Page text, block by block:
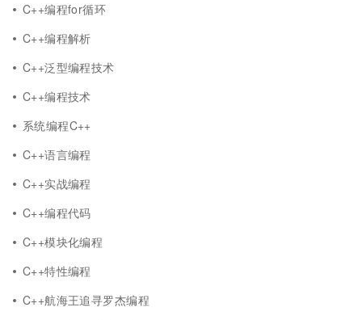
C++编程for循环
C++编程解析
C++泛型编程技术
C++编程技术
系统编程C++
C++语言编程
C++实战编程
C++编程代码
C++模块化编程
C++特性编程
C++航海王追寻罗杰编程